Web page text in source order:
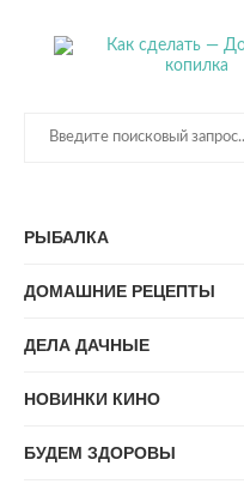
РЫБАЛКА
ДОМАШНИЕ РЕЦЕПТЫ
ДЕЛА ДАЧНЫЕ
НОВИНКИ КИНО
БУДЕМ ЗДОРОВЫ